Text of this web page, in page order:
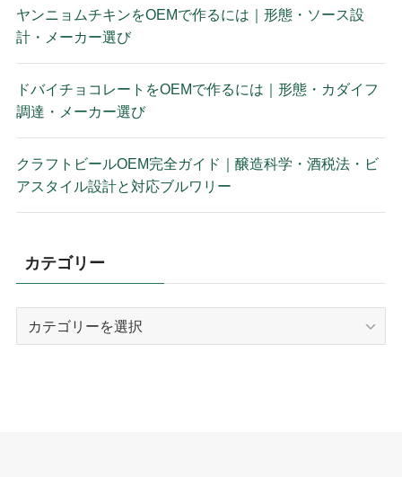
ヤンニョムチキンをOEMで作るには｜形態・ソース設
計・メーカー選び
ドバイチョコレートをOEMで作るには｜形態・カダイフ
調達・メーカー選び
クラフトビールOEM完全ガイド｜醸造科学・酒税法・ビ
アスタイル設計と対応ブルワリー
カテゴリー